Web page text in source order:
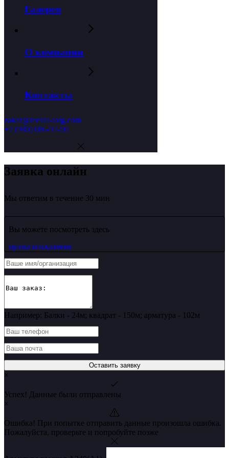
Галерея
О компании
Контакты
zakaz@metall-torg.com
+7 (980) 086-97-50
Заявка онлайн
Мы ответим в течение 30 мин
Вы можете посмотреть здесь
ЦЕНЫ И НАЛИЧИЕ
Например: Балки - 24м; квадрат - 150м; арматура - 102м
Оставить заявку
×
Успех! Данные были отправлены
×
Ошибка! При попытке отправить данные произошла ошибка.
Пожалуйста, проверьте и попробуйте позже